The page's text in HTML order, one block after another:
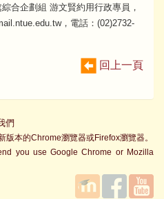
合企劃組 游文賢約用行政專員，
，電話：(02)2732-
回上一頁
們
本的Chrome瀏覽器或Firefox瀏覽器。
you use Google Chrome or Mozilla